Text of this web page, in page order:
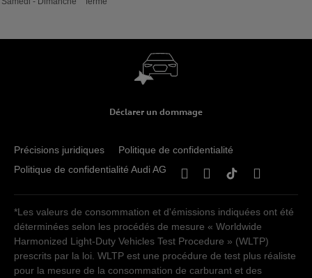
Déclarer un dommage
Précisions juridiques
Politique de confidentialité
Politique de confidentialité Audi AG
*Les valeurs de consommation et d'émissions indiquées ont été
déterminées selon les procédés de mesure « Worldwide
Harmonized Light-Duty Vehicles Test Procedure » (WLTP)
prescrits par la loi. WLTP est une procédure de test plus réaliste
pour la mesure de la consommation de carburant et des